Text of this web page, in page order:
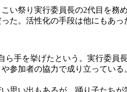
い祭り実行委員長の2代目を
た。活性化の手段は他にもあ
手を挙げたという。実行委
参加者の協力で成り立ってい
思い出もあるが、踊り子たち